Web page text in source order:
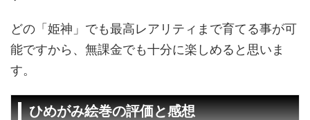
どの「姫神」でも最高レアリティまで育てる事が可
能ですから、無課金でも十分に楽しめると思いま
す。
ひめがみ絵巻の評価と感想